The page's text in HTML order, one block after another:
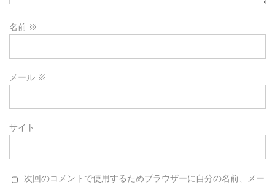
名前 ※
メール ※
サイト
次回のコメントで使用するためブラウザーに自分の名前、メー